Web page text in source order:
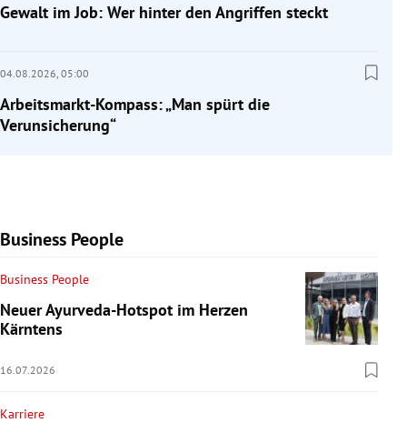
Gewalt im Job: Wer hinter den Angriffen steckt
04.08.2026, 05:00
Arbeitsmarkt-Kompass: „Man spürt die
Verunsicherung“
Business People
Business People
Neuer Ayurveda-Hotspot im Herzen
Kärntens
16.07.2026
Karriere